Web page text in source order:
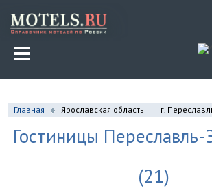
Главная Ярославская область г.
Гостиницы Переславль-
(21)